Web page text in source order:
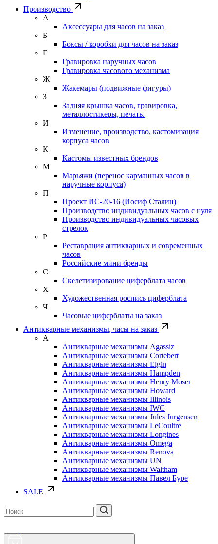
Производство
А
Аксессуары для часов на заказ
Б
Боксы / коробки для часов на заказ
Г
Гравировка наручных часов
Гравировка часового механизма
Ж
Жакемары (подвижные фигуры)
З
Задняя крышка часов, гравировка,
металлостикеры, печать.
И
Изменение, производство, кастомизация
корпуса часов
К
Кастомы известных брендов
М
Марьяжи (перенос карманных часов в
наручные корпуса)
П
Проект ИС-20-16 (Иосиф Сталин)
Производство индивидуальных часов с нуля
Производство индивидуальных часовых
стрелок
Р
Реставрация антикварных и современных
часов
Российские мини бренды
С
Скелетизирование циферблата часов
Х
Художественная роспись циферблата
Ч
Часовые циферблаты на заказ
Антикварные механизмы, часы на заказ
А
Антикварные механизмы Agassiz
Антикварные механизмы Cortebert
Антикварные механизмы Elgin
Антикварные механизмы Hampden
Антикварные механизмы Henry Moser
Антикварные механизмы Howard
Антикварные механизмы Illinois
Антикварные механизмы IWC
Антикварные механизмы Jules Jurgensen
Антикварные механизмы LeCoultre
Антикварные механизмы Longines
Антикварные механизмы Omega
Антикварные механизмы Renova
Антикварные механизмы UN
Антикварные механизмы Waltham
Антикварные механизмы Павел Буре
SALE